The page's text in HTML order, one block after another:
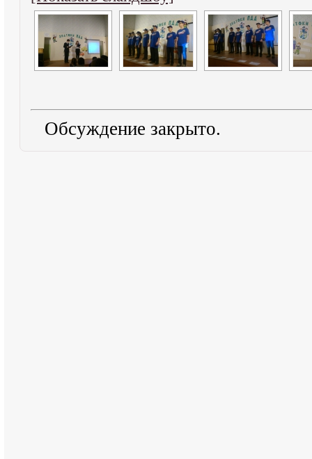
Обсуждение закрыто.